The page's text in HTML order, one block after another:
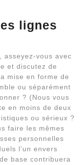
lignes
asseyez-vous avec
et discutez de
mise en forme de
ou séparément
? (Nous vous
en moins de deux
ou sérieux ?
faire les mêmes
personnelles
l’un envers
base contribuera